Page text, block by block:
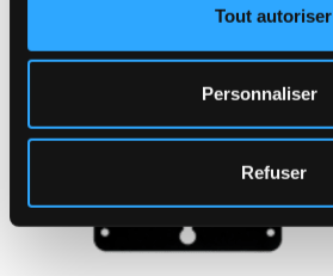
Tout autoriser
Personnaliser
Refuser